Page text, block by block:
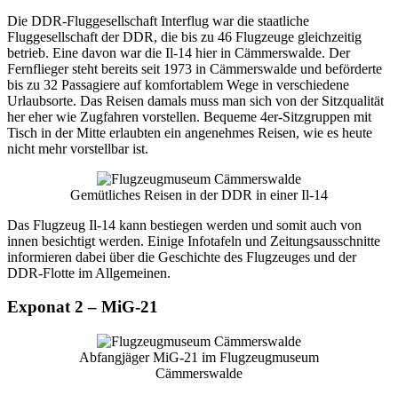
Die DDR-Fluggesellschaft Interflug war die staatliche
Fluggesellschaft der DDR, die bis zu 46 Flugzeuge gleichzeitig
betrieb. Eine davon war die Il-14 hier in Cämmerswalde. Der
Fernflieger steht bereits seit 1973 in Cämmerswalde und beförderte
bis zu 32 Passagiere auf komfortablem Wege in verschiedene
Urlaubsorte. Das Reisen damals muss man sich von der Sitzqualität
her eher wie Zugfahren vorstellen. Bequeme 4er-Sitzgruppen mit
Tisch in der Mitte erlaubten ein angenehmes Reisen, wie es heute
nicht mehr vorstellbar ist.
Gemütliches Reisen in der DDR in einer Il-14
Das Flugzeug Il-14 kann bestiegen werden und somit auch von
innen besichtigt werden. Einige Infotafeln und Zeitungsausschnitte
informieren dabei über die Geschichte des Flugzeuges und der
DDR-Flotte im Allgemeinen.
Exponat 2 – MiG-21
Abfangjäger MiG-21 im Flugzeugmuseum
Cämmerswalde